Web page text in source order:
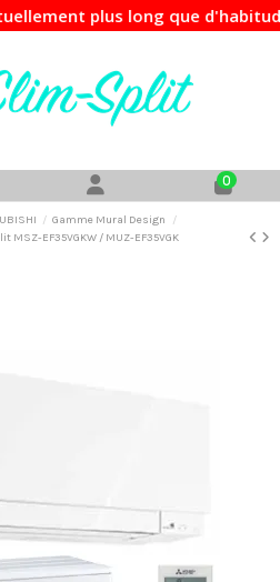
long que d'habitude.
0
Gamme Mural Design
EF35VGKW / MUZ-EF35VGK